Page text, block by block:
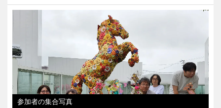
参加者の集合写真